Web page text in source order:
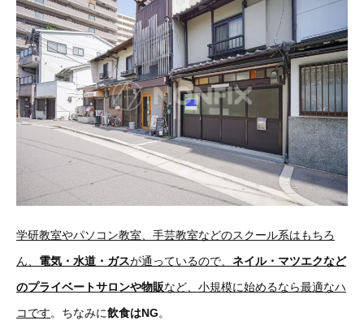
学研教室やパソコン教室、手芸教室などのスクール系はもちろ
ん、 電気・水道・ガスが通っているので、 ネイル・マツエクなど
のプライベートサロンや物販など、小規模に始めるなら最適なハ
コです。ちなみに飲食はNG。